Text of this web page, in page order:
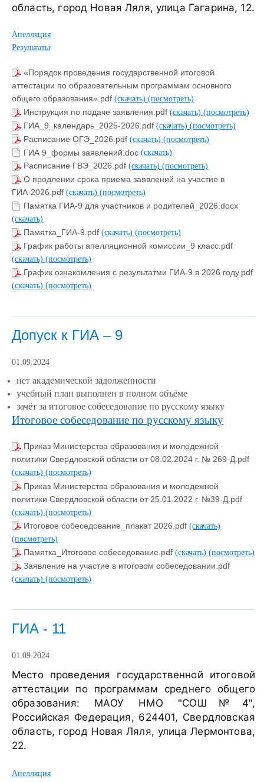
область, город Новая Ляля, улица Гагарина, 12.
Апелляция
Результаты
«Порядок проведения государственной итоговой
аттестации по образовательным программам основного
общего образования».pdf (скачать) (посмотреть)
Инструкция по подаче заявления.pdf (скачать) (посмотреть)
ГИА_9_календарь_2025-2026.pdf (скачать) (посмотреть)
Расписание ОГЭ_2026.pdf (скачать) (посмотреть)
ГИА 9_формы заявлений.doc (скачать)
Расписание ГВЭ_2026.pdf (скачать) (посмотреть)
О продлении срока приема заявлений на участие в
ГИА-2026.pdf (скачать) (посмотреть)
Памятка ГИА-9 для участников и родителей_2026.docx
(скачать)
Памятка_ГИА-9.pdf (скачать) (посмотреть)
График работы апелляционной комиссии_9 класс.pdf
(скачать) (посмотреть)
График ознакомления с результатми ГИА-9 в 2026 году.pdf
(скачать) (посмотреть)
Допуск к ГИА – 9
01.09.2024
нет академической задолженности
учебный план выполнен в полном объёме
зачёт за итоговое собеседование по русскому языку
Итоговое собеседование по русскому языку
Приказ Министерства образования и молодежной
политики Свердловской области от 08.02.2024 г. № 269-Д.pdf
(скачать) (посмотреть)
Приказ Министерства образования и молодежной
политики Свердловской области от 25.01.2022 г. №39-Д.pdf
(скачать) (посмотреть)
Итоговое собеседование_плакат 2026.pdf (скачать)
(посмотреть)
Памятка_Итоговое собеседование.pdf (скачать) (посмотреть)
Заявление на участие в итоговом собеседовании.pdf
(скачать) (посмотреть)
ГИА - 11
01.09.2024
Место проведения государственной итоговой
аттестации по программам среднего общего
образования: МАОУ НМО "СОШ№4",
Российская Федерация, 624401, Свердловская
область, город Новая Ляля, улица Лермонтова,
22.
Апелляция